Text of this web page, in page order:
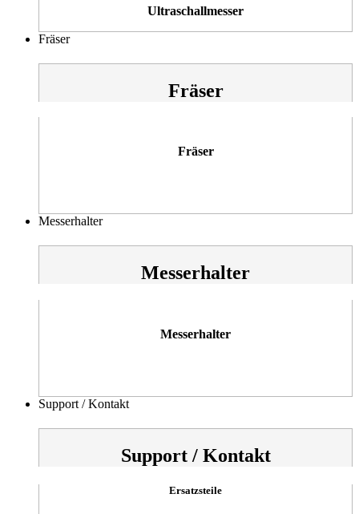
Ultraschallmesser
Fräser
Fräser
Fräser
Messerhalter
Messerhalter
Messerhalter
Support / Kontakt
Support / Kontakt
Ersatzsteile